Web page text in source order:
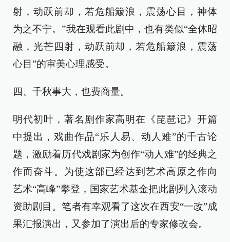
射，动跃前却，若危船簸浪，震荡心目，神体
为之不宁。”我在观看此剧中，也有类似“全体昭
融，光芒四射，动跃前却，若危船簸浪，震荡
心目”的审美心理感受。
四、千秋事大，也费商量。
明代初叶，著名剧作家高明在《琵琶记》开篇
中提出，戏曲作品“乐人易、动人难”的千古论
题，激励着历代戏剧家为创作“动人难”的经典之
作而奋斗。为使这部已经达到艺术高原之作向
艺术“高峰”攀登，国家艺术基金把此剧列入滚动
资助剧目。笔者有幸观看了这次在西安“一改”成
果汇报演出，又参加了演出后的专家修改会。